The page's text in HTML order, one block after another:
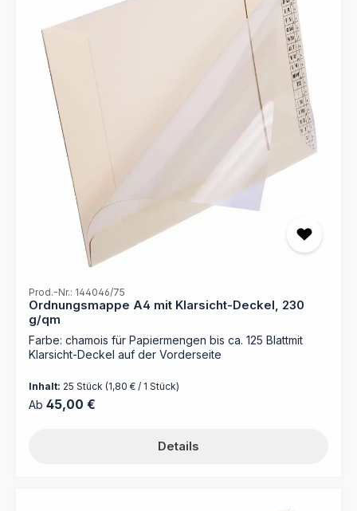
Prod.-Nr.: 144046/75
Ordnungsmappe A4 mit Klarsicht-Deckel, 230
g/qm
Farbe: chamois für Papiermengen bis ca. 125 Blattmit
Klarsicht-Deckel auf der Vorderseite
Inhalt: 25 Stück (1,80 € / 1 Stück)
Regulärer Preis:
Ab 45,00 €
Details